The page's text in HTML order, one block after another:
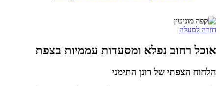
חזרה למעלה
אוכל רחוב נפלא ומסעדות עממיות בצפת
הלחוח הצפתי של רונן התימני